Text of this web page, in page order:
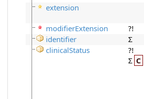
extension
modifierExtension ?!
identifier
Σ
clinicalStatus
?!
Σ C